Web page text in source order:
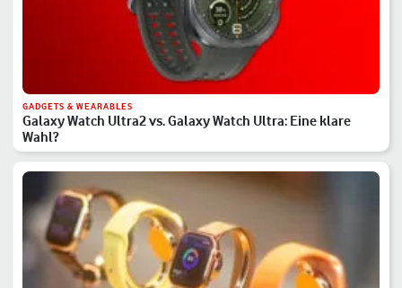
GADGETS & WEARABLES
Galaxy Watch Ultra2 vs. Galaxy Watch Ultra: Eine klare
Wahl?